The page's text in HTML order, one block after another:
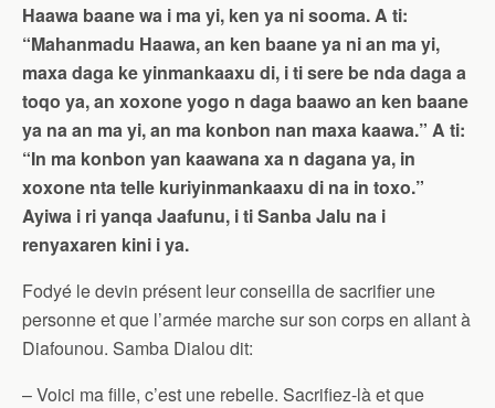
Haawa baane wa i ma yi, ken ya ni sooma. A ti:
“Mahanmadu Haawa, an ken baane ya ni an ma yi,
maxa daga ke yinmankaaxu di, i ti sere be nda daga a
toqo ya, an xoxone yogo n daga baawo an ken baane
ya na an ma yi, an ma konbon nan maxa kaawa.” A ti:
“In ma konbon yan kaawana xa n dagana ya, in
xoxone nta telle kuriyinmankaaxu di na in toxo.”
Ayiwa i ri yanqa Jaafunu, i ti Sanba Jalu na i
renyaxaren kini i ya.
Fodyé le devin présent leur conseilla de sacrifier une
personne et que l’armée marche sur son corps en allant à
Diafounou. Samba Dialou dit:
– Voici ma fille, c’est une rebelle. Sacrifiez-là et que